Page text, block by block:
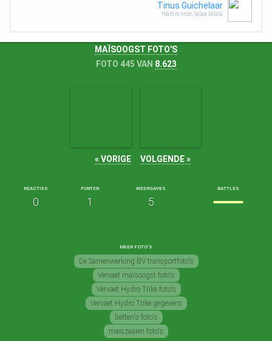
Tinus Guichelaar
mais is nice, lalaa lalala
MAÏSOOGST FOTO'S
FOTO 445 VAN 8.623
« VORIGE VOLGENDE »
REACTIES
0
PUNTEN
1
WEERGAVES
5
BATTLES
MEER FOTO'S
De Samenwerking BV transportfoto's
Vervaet maïsoogst foto's
Vervaet Hydro Trike foto's
Vervaet Hydro Trike gegevens
betten's foto's
maiszaaien foto's